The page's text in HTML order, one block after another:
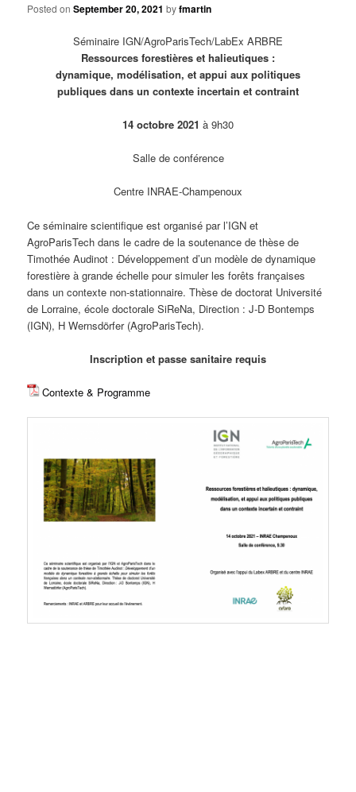
Posted onSeptember 20, 2021 byfmartin
Séminaire IGN/AgroParisTech/LabEx ARBRE
Ressources forestières et halieutiques :
dynamique, modélisation, et appui aux politiques
publiques dans un contexte incertain et contraint
14 octobre 2021 à 9h30
Salle de conférence
Centre INRAE-Champenoux
Ce séminaire scientifique est organisé par l’IGN et
AgroParisTech dans le cadre de la soutenance de thèse de
Timothée Audinot : Développement d’un modèle de dynamique
forestière à grande échelle pour simuler les forêts françaises
dans un contexte non-stationnaire. Thèse de doctorat Université
de Lorraine, école doctorale SiReNa, Direction : J-D Bontemps
(IGN), H Wernsdörfer (AgroParisTech).
Inscription et passe sanitaire requis
Contexte & Programme